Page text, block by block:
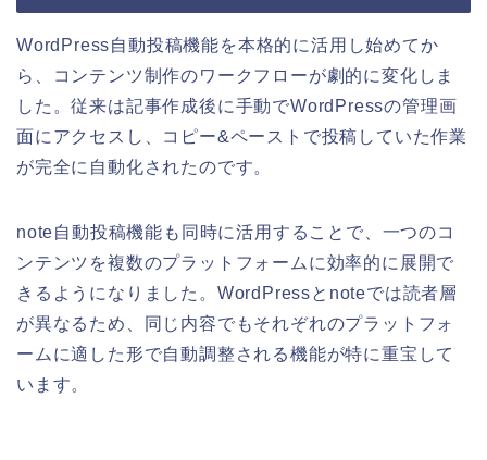
WordPress自動投稿機能を本格的に活用し始めてか
ら、コンテンツ制作のワークフローが劇的に変化しま
した。従来は記事作成後に手動でWordPressの管理画
面にアクセスし、コピー&ペーストで投稿していた作業
が完全に自動化されたのです。
note自動投稿機能も同時に活用することで、一つのコ
ンテンツを複数のプラットフォームに効率的に展開で
きるようになりました。WordPressとnoteでは読者層
が異なるため、同じ内容でもそれぞれのプラットフォ
ームに適した形で自動調整される機能が特に重宝して
います。